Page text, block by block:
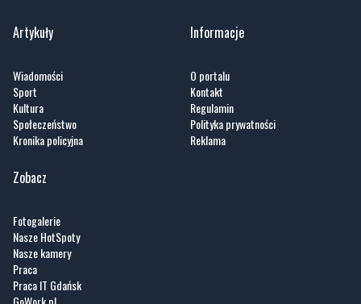
Artykuły
Wiadomości
Sport
Kultura
Społeczeństwo
Kronika policyjna
Informacje
O portalu
Kontakt
Regulamin
Polityka prywatności
Reklama
Zobacz
Fotogalerie
Nasze HotSpoty
Nasze kamery
Praca
Praca IT Gdańsk